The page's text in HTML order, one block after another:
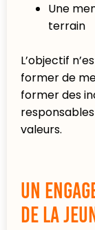
Une
terrain
L’objectif
former de
former des
valeurs.
Un
de la